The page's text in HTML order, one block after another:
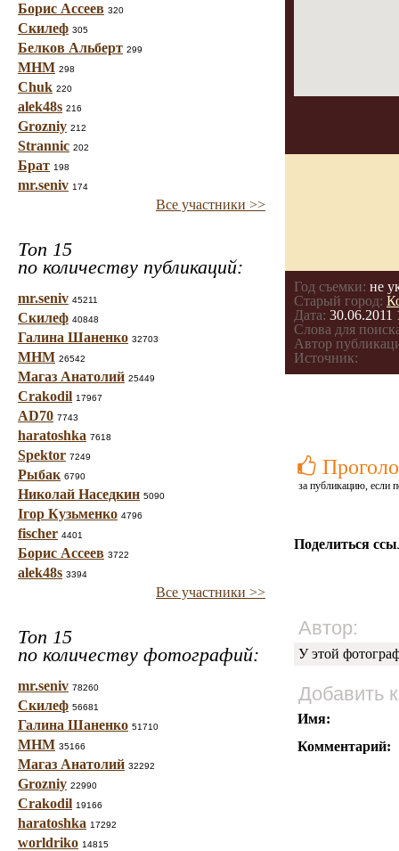
Борис Ассеев 320
Скилеф 305
Белков Альберт 299
МНМ 298
Chuk 220
alek48s 216
Grozniy 212
Strannic 202
Брат 198
mr.seniv 174
Все участники >>
Топ 15
по количеству публикаций:
mr.seniv 45211
Скилеф 40848
Галина Шаненко 32703
МНМ 26542
Магаз Анатолий 25449
Crakodil 17967
AD70 7743
haratoshka 7618
Spektor 7249
Рыбак 6790
Николай Наседкин 5090
Ігор Кузьменко 4796
fischer 4401
Борис Ассеев 3722
alek48s 3394
Все участники >>
Топ 15
по количеству фотографий:
mr.seniv 78260
Скилеф 56681
Галина Шаненко 51710
МНМ 35166
Магаз Анатолий 32292
Grozniy 22990
Crakodil 19166
haratoshka 17292
worldriko 14815
Год съемки: не
Старый город:
Дата: 30.06.2011
Слова для
Автор
Источник:
за публикацию, если
Поделиться
Автор:
У этой
Добавить
Имя:
Комментарий: